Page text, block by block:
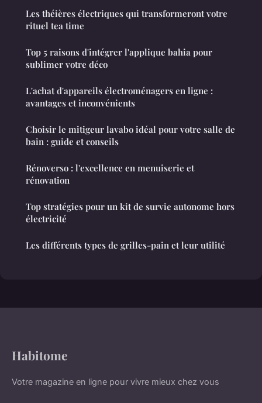
Les théières électriques qui transformeront votre
rituel tea time
Top 5 raisons d'intégrer l'applique bahia pour
sublimer votre déco
L'achat d'appareils électroménagers en ligne :
avantages et inconvénients
Choisir le mitigeur lavabo idéal pour votre salle de
bain : guide et conseils
Rénoverso : l'excellence en menuiserie et
rénovation
Top stratégies pour un kit de survie autonome hors
électricité
Les différents types de grilles-pain et leur utilité
Habitome
Votre magazine en ligne pour vivre mieux chez vous